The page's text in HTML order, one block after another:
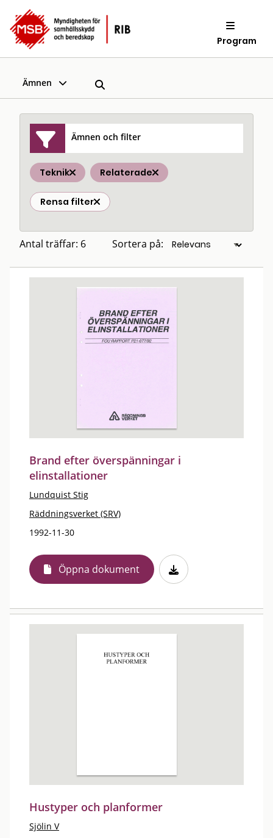
Program
Ämnen
Ämnen och filter
Teknik Relaterade
Rensa filter
Antal träffar: 6 Sortera på:
Brand efter överspänningar i
elinstallationer
Lundquist Stig
Räddningsverket (SRV)
1992-11-30
Öppna dokument
Hustyper och planformer
Sjölin V